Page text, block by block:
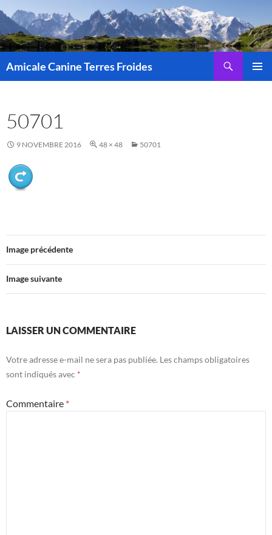
au
contenu
Amicale Canine Terres Froides
50701
9 NOVEMBRE 2016 48 × 48 50701
Image précédente
Image suivante
LAISSER UN COMMENTAIRE
Votre adresse e-mail ne sera pas publiée. Les champs obligatoires
sont indiqués avec *
Commentaire *